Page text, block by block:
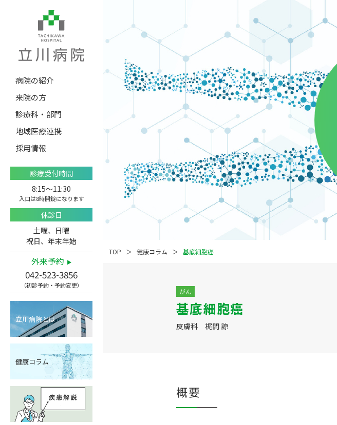
病院の紹介
来院の方
診療科・部門
地域医療連携
採用情報
診療受付時間
8:15〜11:30
入口は8時開錠になります
休診日
土曜、日曜
祝日、年末年始
外来予約
042-523-3856
（初診予約・予約変更）
立川病院とは
健康コラム
TOP 健康コラム 基底細胞癌
がん
基底細胞癌
皮膚科 梶間 諒
概要